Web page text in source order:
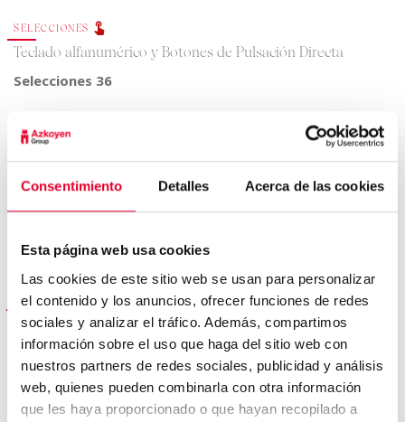
Consentimiento Detalles Acerca de las cookies
Esta página web usa cookies
Las cookies de este sitio web se usan para personalizar
el contenido y los anuncios, ofrecer funciones de redes
sociales y analizar el tráfico. Además, compartimos
información sobre el uso que haga del sitio web con
nuestros partners de redes sociales, publicidad y análisis
web, quienes pueden combinarla con otra información
que les haya proporcionado o que hayan recopilado a
SELECCIONES
Teclado alfanumérico y Botones de Pulsación Directa
Selecciones 36
Protocolo EXE/MDB
Disponible en
Gris
ENERGÍA
Tensión 230 V
Potencia máxima 500 ww
Consumo en reposo321 wh/h